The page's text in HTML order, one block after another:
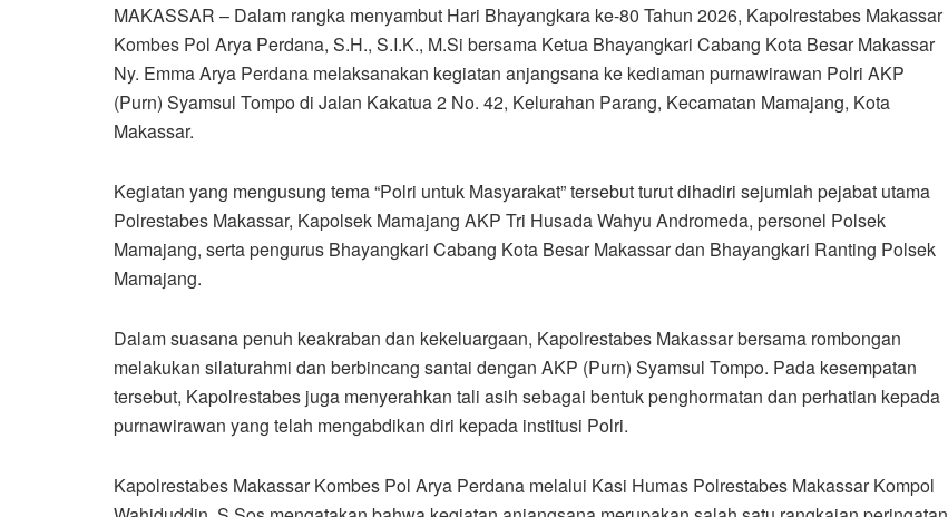
MAKASSAR – Dalam rangka menyambut Hari Bhayangkara ke-80 Tahun 2026, Kapolrestabes Makassar
Kombes Pol Arya Perdana, S.H., S.I.K., M.Si bersama Ketua Bhayangkari Cabang Kota Besar Makassar
Ny. Emma Arya Perdana melaksanakan kegiatan anjangsana ke kediaman purnawirawan Polri AKP
(Purn) Syamsul Tompo di Jalan Kakatua 2 No. 42, Kelurahan Parang, Kecamatan Mamajang, Kota
Makassar.
Kegiatan yang mengusung tema “Polri untuk Masyarakat” tersebut turut dihadiri sejumlah pejabat utama
Polrestabes Makassar, Kapolsek Mamajang AKP Tri Husada Wahyu Andromeda, personel Polsek
Mamajang, serta pengurus Bhayangkari Cabang Kota Besar Makassar dan Bhayangkari Ranting Polsek
Mamajang.
Dalam suasana penuh keakraban dan kekeluargaan, Kapolrestabes Makassar bersama rombongan
melakukan silaturahmi dan berbincang santai dengan AKP (Purn) Syamsul Tompo. Pada kesempatan
tersebut, Kapolrestabes juga menyerahkan tali asih sebagai bentuk penghormatan dan perhatian kepada
purnawirawan yang telah mengabdikan diri kepada institusi Polri.
Kapolrestabes Makassar Kombes Pol Arya Perdana melalui Kasi Humas Polrestabes Makassar Kompol